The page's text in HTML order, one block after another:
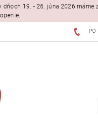
dňoch 19. - 26. júna 2026